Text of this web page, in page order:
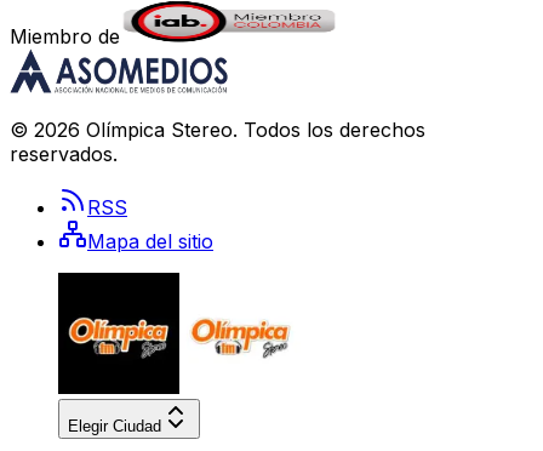
Miembro de
© 2026 Olímpica Stereo. Todos los derechos
reservados.
RSS
Mapa del sitio
Elegir Ciudad